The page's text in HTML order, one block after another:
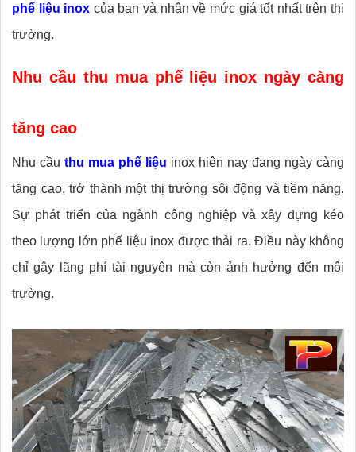
phế liệu inox của bạn và nhận về mức giá tốt nhất trên thị
trường.
Nhu cầu thu mua phế liệu inox ngày càng
tăng cao
Nhu cầu thu mua phế liệu inox hiện nay đang ngày càng
tăng cao, trở thành một thị trường sôi động và tiềm năng.
Sự phát triển của ngành công nghiệp và xây dựng kéo
theo lượng lớn phế liệu inox được thải ra. Điều này không
chỉ gây lãng phí tài nguyên mà còn ảnh hưởng đến môi
trường.